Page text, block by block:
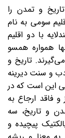
و تمدن را
سومی به نام
با دو اقلیم
همواره همسو
تاریخ و
و سنت دیرینه
این است که در
فاقد ارجاع به
و تاریخ، سه
پیچیده و